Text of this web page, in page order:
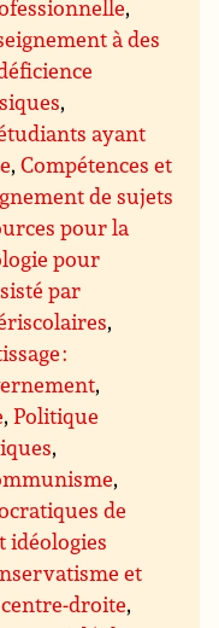
,
à des
,
ayant
,Compétences et
de sujets
pour la
pour
par
,
:
,
,Politique
,
,
de
idéologies
et
droite,